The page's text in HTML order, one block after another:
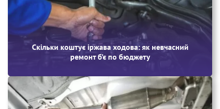
Скільки коштує іржава ходова: як невчасний
ремонт б’є по бюджету